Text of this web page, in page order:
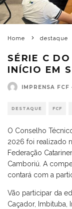
Home destaque
SÉRIE C
INÍCIO EM
IMPRENSA FCF ·
DESTAQUE FCF
O Conselho
2026 foi realizado
Federação
Camboriú. A
contará com a
Vão participar da
Caçador, Imbituba,